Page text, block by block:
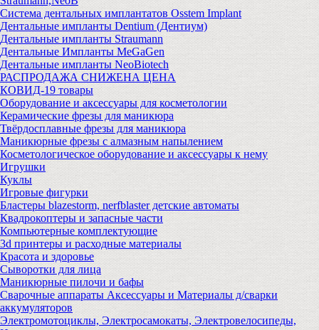
Система дентальных имплантатов Osstem Implant
Дентальные импланты Dentium (Дентиум)
Дентальные импланты Straumann
Дентальные Импланты MeGaGen
Дентальные импланты NeoBiotech
РАСПРОДАЖА СНИЖЕНА ЦЕНА
КОВИД-19 товары
Оборудование и аксессуары для косметологии
Керамические фрезы для маникюра
Твёрдосплавные фрезы для маникюра
Маникюрные фрезы с алмазным напылением
Косметологическое оборудование и аксессуары к нему
Игрушки
Куклы
Игровые фигурки
Бластеры blazestorm, nerfblaster детские автоматы
Квадрокоптеры и запасные части
Компьютерные комплектующие
3d принтеры и расходные материалы
Красота и здоровье
Сыворотки для лица
Маникюрные пилочи и бафы
Сварочные аппараты Аксессуары и Материалы д/сварки
аккумуляторов
Электромотоциклы, Электросамокаты, Электровелосипеды,